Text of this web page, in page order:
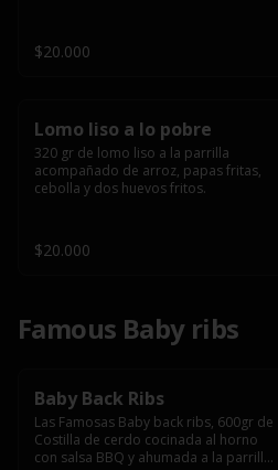
$20.000
Lomo liso a lo pobre
320 gr de lomo liso a la parrilla
acompañado de arroz, papas fritas,
cebolla y dos huevos fritos.
$20.000
Famous Baby ribs
Baby Back Ribs
Las Famosas Baby back ribs, 600gr de
Costilla de cerdo cocinada al horno
con salsa BBQ y ahumada a la parrilla